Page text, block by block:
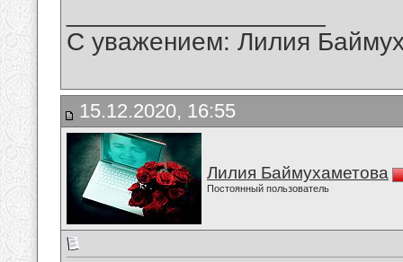
С уважением: Лилия
15.12.2020, 16:55
Лилия Баймухаметова
Постоянный пользователь